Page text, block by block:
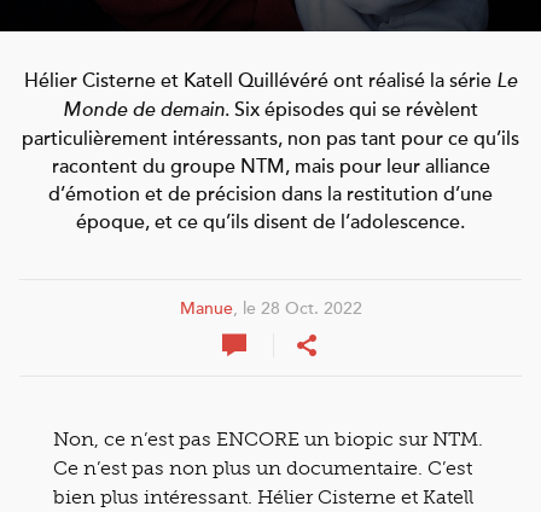
Hélier Cisterne et Katell Quillévéré ont réalisé la série Le
Monde de demain. Six épisodes qui se révèlent
particulièrement intéressants, non pas tant pour ce qu’ils
racontent du groupe NTM, mais pour leur alliance
d’émotion et de précision dans la restitution d’une
époque, et ce qu’ils disent de l’adolescence.
Manue, le 28 Oct. 2022
Non, ce n’est pas ENCORE un biopic sur NTM.
Ce n’est pas non plus un documentaire. C’est
bien plus intéressant. Hélier Cisterne et Katell